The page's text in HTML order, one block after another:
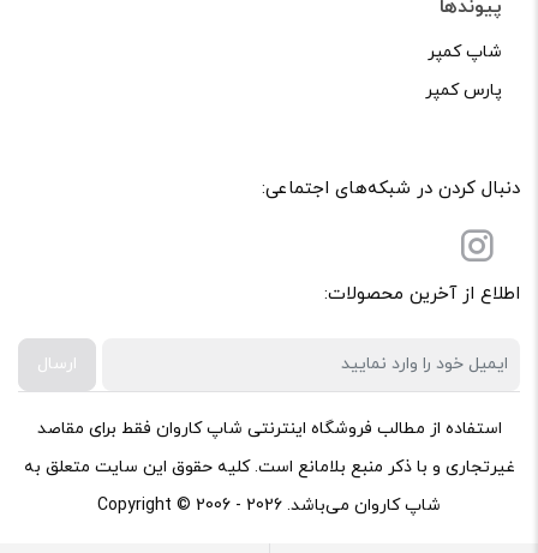
پیوندها
شاپ کمپر
پارس کمپر
دنبال کردن در شبکه‌های اجتماعی:
اطلاع از آخرین محصولات:
ارسال
استفاده از مطالب فروشگاه اینترنتی شاپ کاروان فقط برای مقاصد
غیرتجاری و با ذکر منبع بلامانع است. کلیه حقوق این سایت متعلق به
شاپ کاروان می‌باشد. Copyright © 2006 - 2026